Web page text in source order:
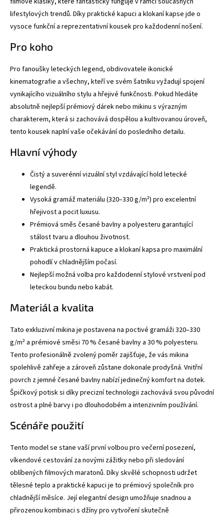
lifestylových trendů. Díky praktické kapuci a klokaní kapse jde o
vysoce funkční a reprezentativní kousek pro každodenní nošení.
Pro koho
Pro fanoušky leteckých legend, obdivovatele ikonické
kinematografie a všechny, kteří ve svém šatníku vyžadují spojení
vynikajícího vizuálního stylu a hřejivé funkčnosti. Pokud hledáte
absolutně nejlepší prémiový dárek nebo mikinu s výrazným
charakterem, která si zachovává dospělou a kultivovanou úroveň,
tento kousek naplní vaše očekávání do posledního detailu.
Hlavní výhody
Čistý a suverénní vizuální styl vzdávající hold letecké
legendě.
Vysoká gramáž materiálu (320–330 g/m²) pro excelentní
hřejivost a pocit luxusu.
Prémiová směs česané bavlny a polyesteru garantující
stálost tvaru a dlouhou životnost.
Praktická prostorná kapuce a klokaní kapsa pro maximální
pohodlí v chladnějším počasí.
Nejlepší možná volba pro každodenní stylové vrstvení pod
leteckou bundu nebo kabát.
Materiál a kvalita
Tato exkluzivní mikina je postavena na poctivé gramáži 320–330
g/m² a prémiové směsi 70 % česané bavlny a 30 % polyesteru.
Tento profesionálně zvolený poměr zajišťuje, že vás mikina
spolehlivě zahřeje a zároveň zůstane dokonale prodyšná. Vnitřní
povrch z jemné česané bavlny nabízí jedinečný komfort na dotek.
Špičkový potisk si díky precizní technologii zachovává svou původní
ostrost a plné barvy i po dlouhodobém a intenzivním používání.
Scénáře použití
Tento model se stane vaší první volbou pro večerní posezení,
víkendové cestování za novými zážitky nebo při sledování
oblíbených filmových maratonů. Díky skvělé schopnosti udržet
tělesné teplo a praktické kapuci je to prémiový společník pro
chladnější měsíce. Její elegantní design umožňuje snadnou a
přirozenou kombinaci s džíny pro vytvoření skutečně